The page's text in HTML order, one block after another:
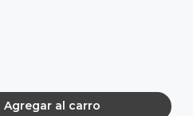
Agregar al carro